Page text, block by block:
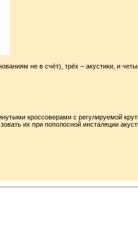
не в счёт), трёх – акустики, и
кроссоверами с регулируемой
их при пополосной инсталяции